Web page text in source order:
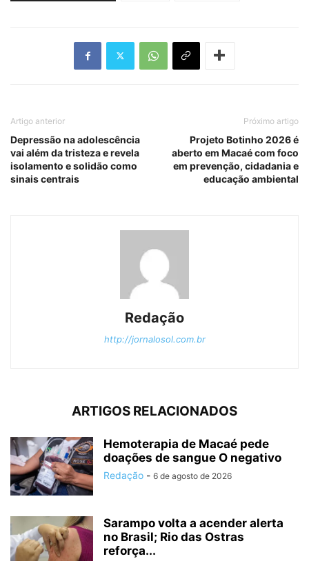
Artigo anterior
Depressão na adolescência
vai além da tristeza e revela
isolamento e solidão como
sinais centrais
Próximo artigo
Projeto Botinho 2026 é
aberto em Macaé com foco
em prevenção, cidadania e
educação ambiental
Redação
http://jornalosol.com.br
ARTIGOS RELACIONADOS
Hemoterapia de Macaé pede
doações de sangue O negativo
Redação - 6 de agosto de 2026
Sarampo volta a acender alerta
no Brasil; Rio das Ostras
reforça...